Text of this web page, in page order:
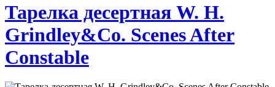
Тарелка десертная W. H.
Grindley&Co. Scenes After
Constable